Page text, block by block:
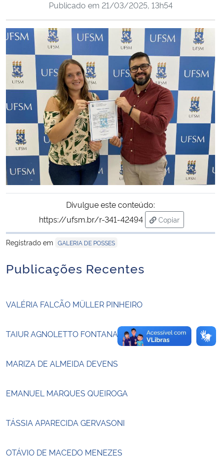
Ministério da Cidadania
Ministério da Saúde
Ministério de Minas e Energia
Ministério da Ciência, Tecnologia, Inovações e Comunicações
Ministério do Meio Ambiente
Ministério do Turismo
Ministério do Desenvolvimento Regional
Controladoria-Geral da União
Ministério da Mulher, da Família e dos Direitos Humanos
Secretaria-Geral
Secretaria de Governo
Publicado em 21/03/2025, 13h54
Divulgue este conteúdo:
https://ufsm.br/r-341-42494
Copiar
para área de
Registrado em GALERIA DE POSSES
Publicações Recentes
VALÉRIA FALCÃO MÜLLER PINHEIRO
TAIUR AGNOLETTO FONTANA
MARIZA DE ALMEIDA DEVENS
EMANUEL MARQUES QUEIROGA
TÁSSIA APARECIDA GERVASONI
OTÁVIO DE MACEDO MENEZES